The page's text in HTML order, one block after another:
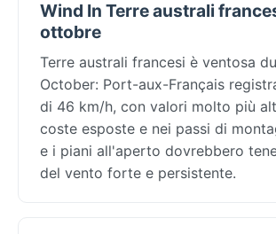
Wind In Terre australi
ottobre
Terre australi francesi è ventosa
October: Port-aux-Français
di 46 km/h, con valori molto più
coste esposte e nei passi di
e i piani all'aperto dovrebbero
del vento forte e persistente.